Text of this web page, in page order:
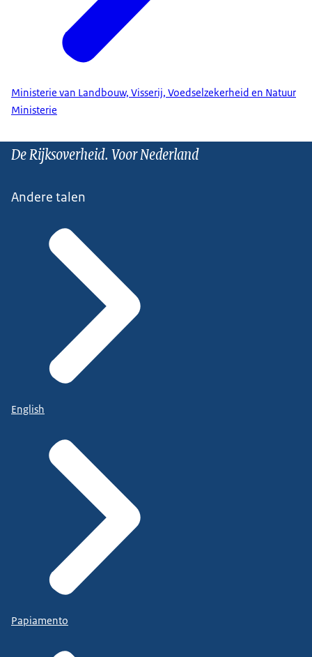
Ministerie van Landbouw, Visserij, Voedselzekerheid en Natuur
Ministerie
De Rijksoverheid. Voor Nederland
Andere talen
English
Papiamento